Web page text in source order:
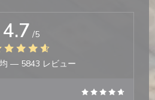
4.7 /5
— 5843 レビュー